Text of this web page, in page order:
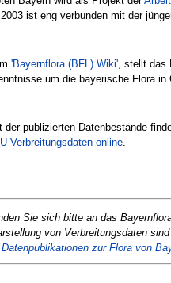
ist eng verbunden mit der
'Bayernflora (BFL) Wiki', stellt das
um die bayerische Flora
der publizierten Datenbestände
Verbreitungsdaten online.
Sie sich bitte an das
von Verbreitungsdaten
zur Flora von